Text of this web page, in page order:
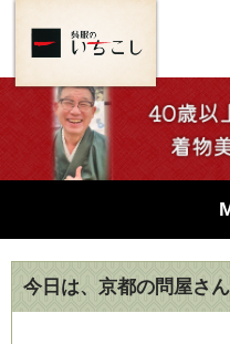
今日は、京都の問屋さ